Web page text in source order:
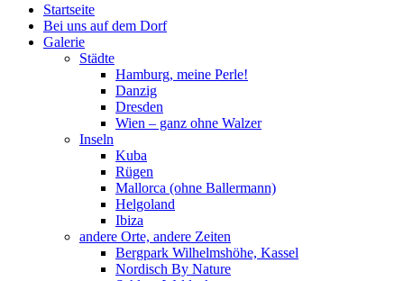
Startseite
Bei uns auf dem Dorf
Galerie
Städte
Hamburg, meine Perle!
Danzig
Dresden
Wien – ganz ohne Walzer
Inseln
Kuba
Rügen
Mallorca (ohne Ballermann)
Helgoland
Ibiza
andere Orte, andere Zeiten
Bergpark Wilhelmshöhe, Kassel
Nordisch By Nature